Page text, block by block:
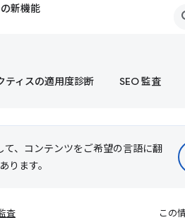
新機能
ティスの適用度診断 SEO 監査
、コンテンツをご希望の言語に翻
ります。
査 この